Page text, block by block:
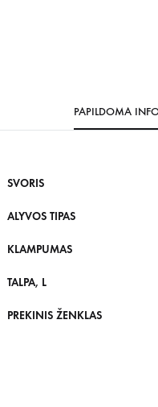
PAPILDOMA
SVORIS
ALYVOS TIPAS
KLAMPUMAS
TALPA, L
PREKINIS ŽENKLAS